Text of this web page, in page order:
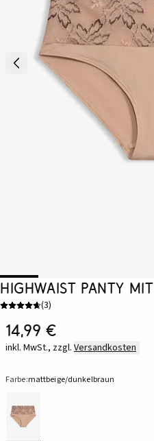
Highwaist Panty
(3)
14,99 €
inkl. MwSt., zzgl. Versandkosten
Farbe:mattbeige/dunkelbraun